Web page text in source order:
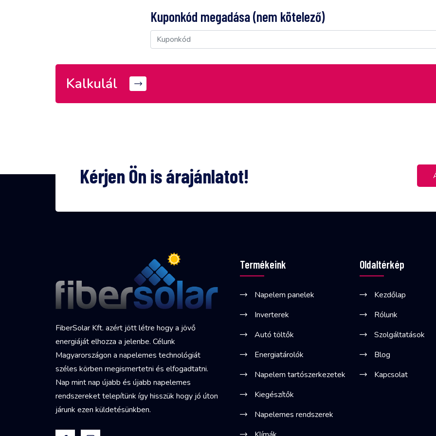
Kuponkód megadása (nem kötelező)
Kalkulál
Kérjen Ön is árajánlatot!
FiberSolar Kft. azért jött létre hogy a jövő
energiáját elhozza a jelenbe. Célunk
Magyarországon a napelemes technológiát
széles körben megismertetni és elfogadtatni.
Nap mint nap újabb és újabb napelemes
rendszereket telepítünk így hisszük hogy jó úton
járunk ezen küldetésünkben.
Termékeink
Napelem panelek
Inverterek
Autó töltők
Energiatárolók
Napelem tartószerkezetek
Kiegészítők
Napelemes rendszerek
Oldaltérkép
Kezdőlap
Rólunk
Szolgáltatások
Blog
Kapcsolat